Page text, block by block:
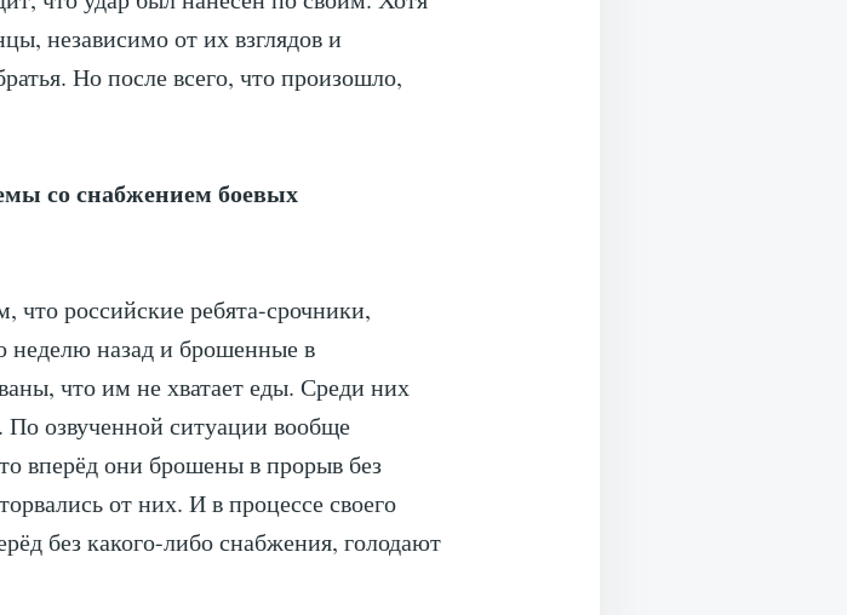
независимо от их взглядов и
Но после всего, что произошло,
со снабжением боевых
российские ребята-срочники,
неделю назад и брошенные в
что им не хватает еды. Среди них
озвученной ситуации вообще
вперёд они брошены в прорыв без
от них. И в процессе своего
без какого-либо снабжения, голодают